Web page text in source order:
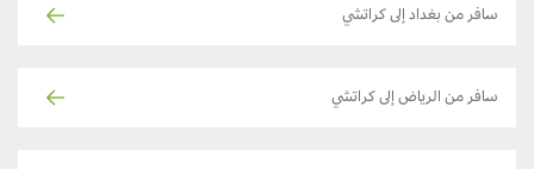
سافر من بغداد إلى كراتشي
سافر من الرياض إلى كراتشي